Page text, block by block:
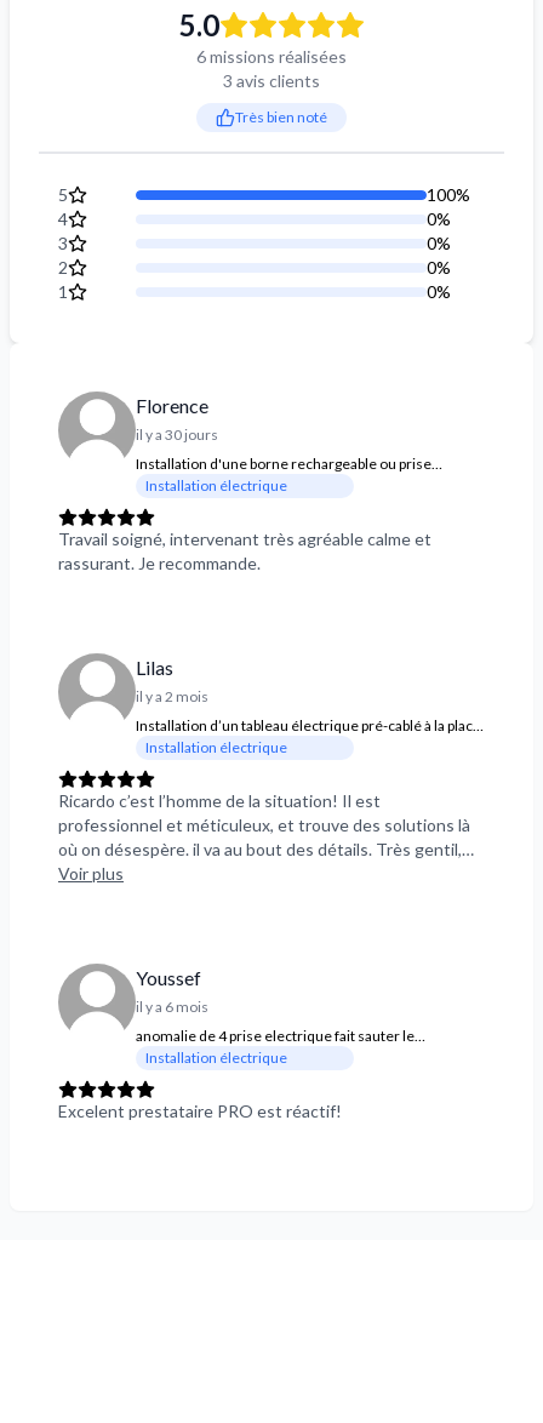
5.0
6 missions réalisées
3 avis clients
Très bien noté
5 100%
4
0%
3
0%
2
0%
1
0%
Florence
il y a 30 jours
Installation d'une borne rechargeable ou prise
sécurisée pour recharge d'une voiture electrique
Installation électrique
Travail soigné, intervenant très agréable calme et
rassurant. Je recommande.
Lilas
il y a 2 mois
Installation d’un tableau électrique pré-cablé à la place
d’un ancien
Installation électrique
Ricardo c’est l’homme de la situation! Il est
professionnel et méticuleux, et trouve des solutions là
où on désespère. il va au bout des détails. Très gentil,
très à l’écoute et très coopératif. Je le recommande
Voir plus
Youssef
il y a 6 mois
anomalie de 4 prise electrique fait sauter le
disjoncteur
Installation électrique
Excelent prestataire PRO est réactif!